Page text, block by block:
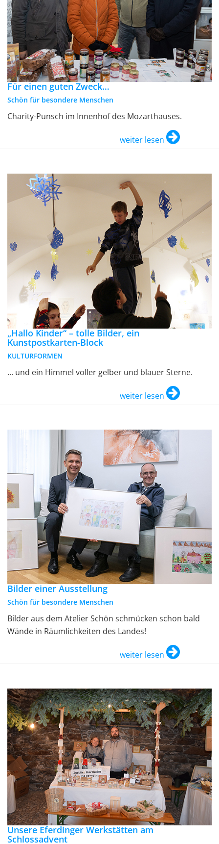
Für einen guten Zweck…
Schön für besondere Menschen
Charity-Punsch im Innenhof des Mozarthauses.
weiter lesen
„Hallo Kinder“ – tolle Bilder, ein
Kunstpostkarten-Block
KULTURFORMEN
... und ein Himmel voller gelber und blauer Sterne.
weiter lesen
Bilder einer Ausstellung
Schön für besondere Menschen
Bilder aus dem Atelier Schön schmücken schon bald
Wände in Räumlichkeiten des Landes!
weiter lesen
Unsere Eferdinger Werkstätten am
Schlossadvent